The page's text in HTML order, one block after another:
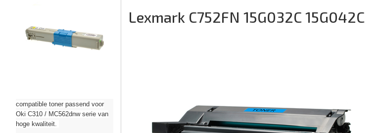
compatible toner passend voor
Oki C310 / MC562dnw serie van
hoge kwaliteit.
Lexmark C752FN 15G032C 15G042C